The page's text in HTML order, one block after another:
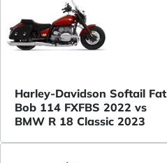
Harley-Davidson Softail Fat
Bob 114 FXFBS 2022 vs
BMW R 18 Classic 2023